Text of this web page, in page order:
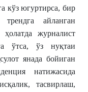
кўз югуртирса, бир
айланган
журналист
ўтса, ўз нуқтаи
янада бойиган
натижасида
тасвирлаш,